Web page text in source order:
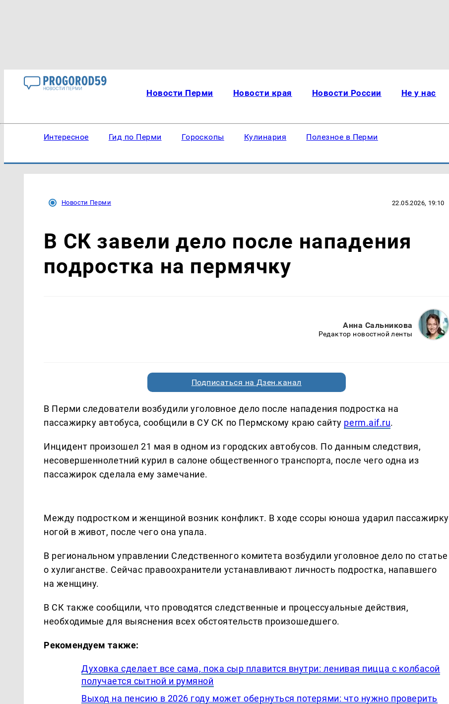
Новости Перми Новости края Новости России Не у нас
Интересное Гид по Перми Гороскопы Кулинария Полезное в Перми
Новости Перми 22.05.2026, 19:10
В СК завели дело после нападения
подростка на пермячку
Анна Сальникова
Редактор новостной ленты
Подписаться на Дзен.канал
В Перми следователи возбудили уголовное дело после нападения подростка на
пассажирку автобуса, сообщили в СУ СК по Пермскому краю сайту perm.aif.ru.
Инцидент произошел 21 мая в одном из городских автобусов. По данным следствия,
несовершеннолетний курил в салоне общественного транспорта, после чего одна из
пассажирок сделала ему замечание.
Между подростком и женщиной возник конфликт. В ходе ссоры юноша ударил пассажирку
ногой в живот, после чего она упала.
В региональном управлении Следственного комитета возбудили уголовное дело по статье
о хулиганстве. Сейчас правоохранители устанавливают личность подростка, напавшего
на женщину.
В СК также сообщили, что проводятся следственные и процессуальные действия,
необходимые для выяснения всех обстоятельств произошедшего.
Рекомендуем также:
Духовка сделает все сама, пока сыр плавится внутри: ленивая пицца с колбасой
получается сытной и румяной
Выход на пенсию в 2026 году может обернуться потерями: что нужно проверить